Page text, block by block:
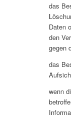
das
Daten
den
gegen
das
wenn